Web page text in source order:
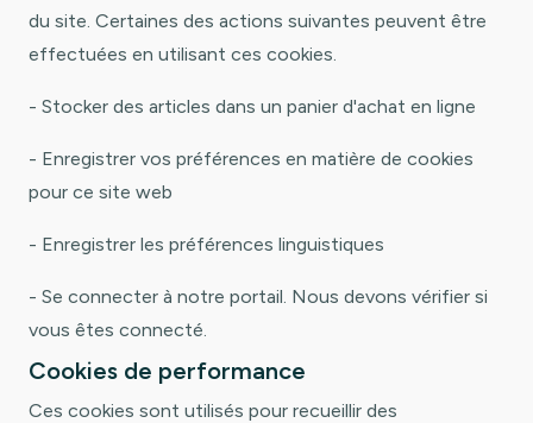
du site. Certaines des actions suivantes peuvent être
effectuées en utilisant ces cookies.
- Stocker des articles dans un panier d'achat en ligne
- Enregistrer vos préférences en matière de cookies
pour ce site web
- Enregistrer les préférences linguistiques
- Se connecter à notre portail. Nous devons vérifier si
vous êtes connecté.
Cookies de performance
Ces cookies sont utilisés pour recueillir des